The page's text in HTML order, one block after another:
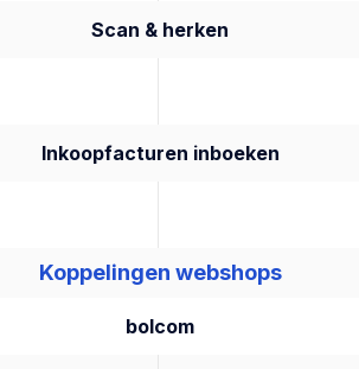
Scan & herken
Inkoopfacturen inboeken
Koppelingen webshops
bolcom